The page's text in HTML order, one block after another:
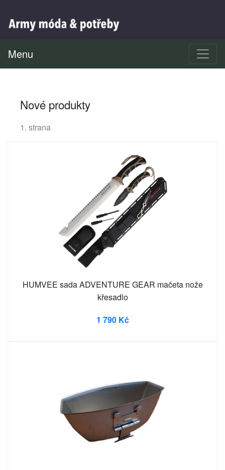
Menu
Nové produkty
1. strana
HUMVEE sada ADVENTURE GEAR mačeta nože
křesadlo
1 790 Kč